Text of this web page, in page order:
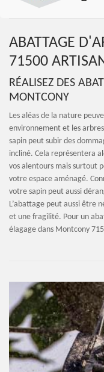
ABATTAGE
71500
RÉALISEZ DES
MONTCONY
Les aléas de la nature
environnement et les
sapin peut subir des
incliné. Cela représentera
vos alentours mais surtout
votre espace aménagé.
votre sapin peut aussi
L’abattage peut aussi être
et une fragilité. Pour un
élagage dans Montcony